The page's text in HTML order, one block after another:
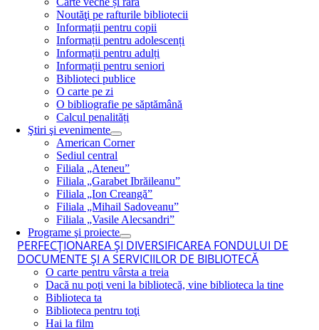
Noutăţi pe rafturile bibliotecii
Informații pentru copii
Informații pentru adolescenți
Informații pentru adulți
Informații pentru seniori
Biblioteci publice
O carte pe zi
O bibliografie pe săptămână
Calcul penalități
Ştiri şi evenimente
American Corner
Sediul central
Filiala „Ateneu”
Filiala „Garabet Ibrăileanu”
Filiala „Ion Creangă”
Filiala „Mihail Sadoveanu”
Filiala „Vasile Alecsandri”
Programe şi proiecte
PERFECŢIONAREA ŞI DIVERSIFICAREA FONDULUI DE
DOCUMENTE ŞI A SERVICIILOR DE BIBLIOTECĂ
O carte pentru vârsta a treia
Dacă nu poţi veni la bibliotecă, vine biblioteca la tine
Biblioteca ta
Biblioteca pentru toţi
Hai la film